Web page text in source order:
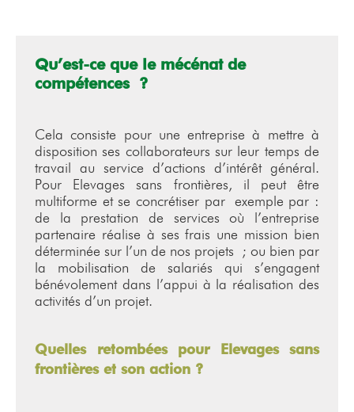
Qu’est-ce que le mécénat de
compétences ?
Cela consiste pour une entreprise à mettre à
disposition ses collaborateurs sur leur temps de
travail au service d’actions d’intérêt général.
Pour Elevages sans frontières, il peut être
multiforme et se concrétiser par exemple par :
de la prestation de services où l’entreprise
partenaire réalise à ses frais une mission bien
déterminée sur l’un de nos projets ; ou bien par
la mobilisation de salariés qui s’engagent
bénévolement dans l’appui à la réalisation des
activités d’un projet.
Quelles retombées pour Elevages sans
frontières et son action ?